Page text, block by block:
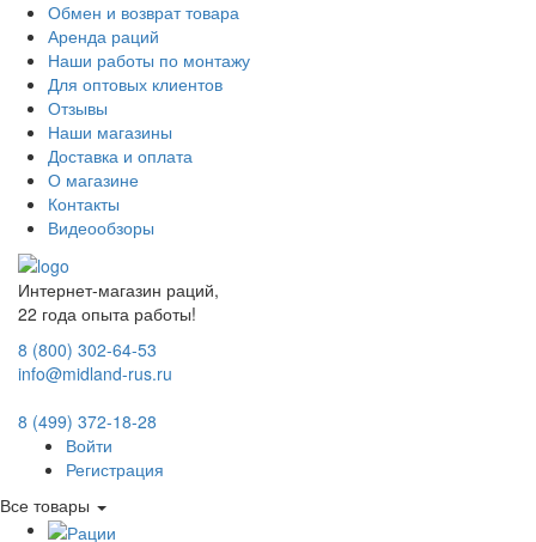
Обмен и возврат товара
Аренда раций
Наши работы по монтажу
Для оптовых клиентов
Отзывы
Наши магазины
Доставка и оплата
О магазине
Контакты
Видеообзоры
Интернет-магазин раций,
22 года опыта работы!
8 (800) 302-64-53
info@midland-rus.ru
8 (499) 372-18-28
Войти
Регистрация
Все товары